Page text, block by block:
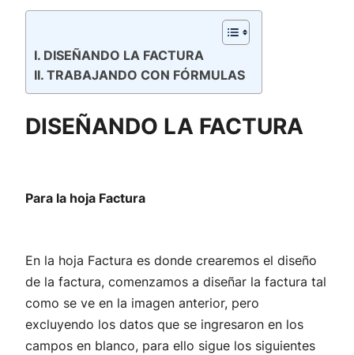
DISEÑANDO LA FACTURA
TRABAJANDO CON FÓRMULAS
DISEÑANDO LA FACTURA
Para la hoja Factura
En la hoja Factura es donde crearemos el diseño
de la factura, comenzamos a diseñar la factura tal
como se ve en la imagen anterior, pero
excluyendo los datos que se ingresaron en los
campos en blanco, para ello sigue los siguientes